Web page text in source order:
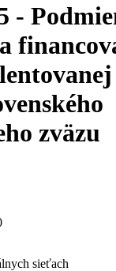
-
zväzu
sieťach